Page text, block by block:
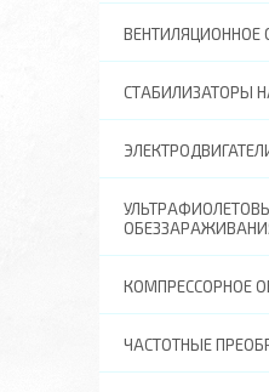
ВЕНТИЛЯЦИОННОЕ
СТАБИЛИЗАТОРЫ
КОМПРЕССОРНОЕ
ЧАСТОТНЫЕ